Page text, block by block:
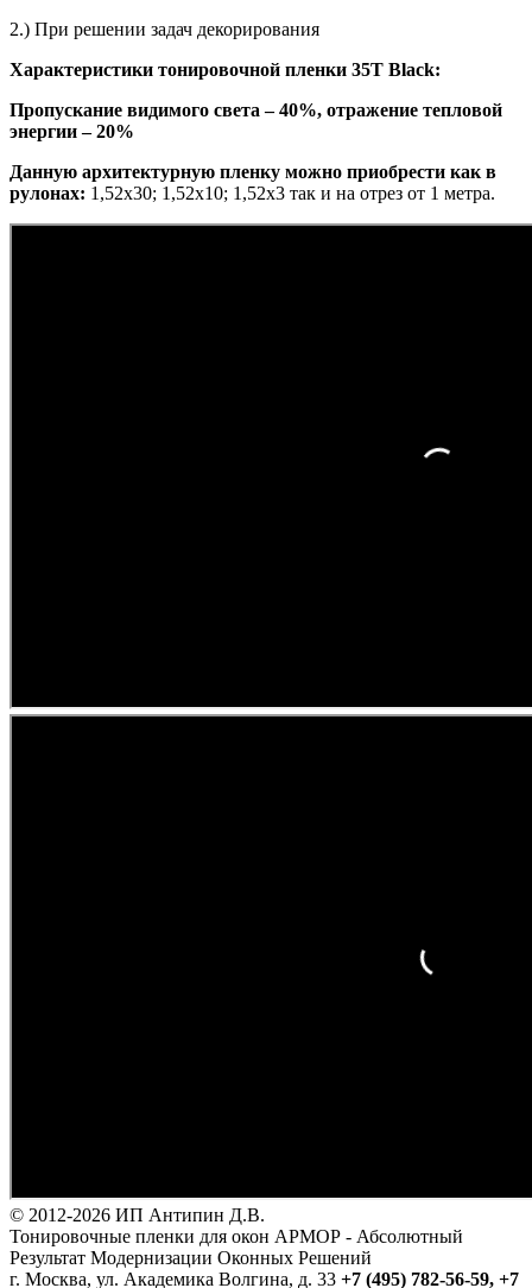
2.) При решении задач декорирования
Характеристики тонировочной пленки 35T Black:
Пропускание видимого света – 40%, отражение тепловой
энергии – 20%
Данную архитектурную пленку можно приобрести как в
рулонах: 1,52х30; 1,52х10; 1,52х3 так и на отрез от 1 метра.
© 2012-2026 ИП Антипин Д.В.
Тонировочные пленки для окон АРМОР - Абсолютный
Результат Модернизации Оконных Решений
г. Москва, ул. Академика Волгина, д. 33 +7 (495) 782-56-59, +7